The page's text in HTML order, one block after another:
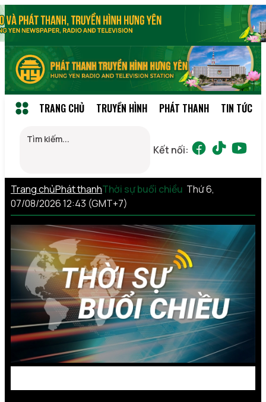
TRANG CHỦ TRUYỀN HÌNH PHÁT THANH TIN TỨC
Kết nối:
Trang chủPhát thanhThời sự buổi chiều Thứ 6,
07/08/2026 12:43 (GMT+7)